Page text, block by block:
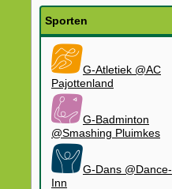
Sporten
G-Atletiek @AC
Pajottenland
G-Badminton
@Smashing Pluimkes
G-Dans @Dance-
Inn